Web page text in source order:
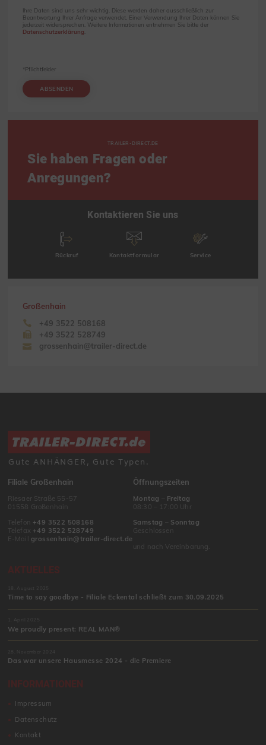
Ihre Daten sind uns sehr wichtig. Diese werden daher ausschließlich zur
Beantwortung Ihrer Anfrage verwendet. Einer Verwendung Ihrer Daten können Sie
jederzeit widersprechen. Weitere Informationen entnehmen Sie bitte der
Datenschutzerklärung
ABSENDEN
*Pflichtfelder
TRAILER-DIRECT.DE
Sie haben Fragen oder
Anregungen?
Kontaktieren Sie uns
Rückruf Kontaktformular Service
Großenhain
+49 3522 508168
+49 3522 528749
grossenhain@trailer-direct.de
Gute ANHÄNGER, Gute Typen.
Filiale Großenhain
Riesaer Straße 55-57
01558 Großenhain
Telefon +49 3522 508168
Telefax +49 3522 528749
E-Mail grossenhain@trailer-direct.de
Öffnungszeiten
Montag
Freitag
08:30 – 17:00 Uhr
Samstag
Sonntag
Geschlossen
und nach Vereinbarung.
AKTUELLES
18. August 2025
Time to say goodbye - Filiale Eckental schließt zum 30.09.2025
1. April 2025
We proudly present: REAL MAN®
28. November 2024
Das war unsere Hausmesse 2024 - die Premiere
INFORMATIONEN
Impressum
Datenschutz
Kontakt